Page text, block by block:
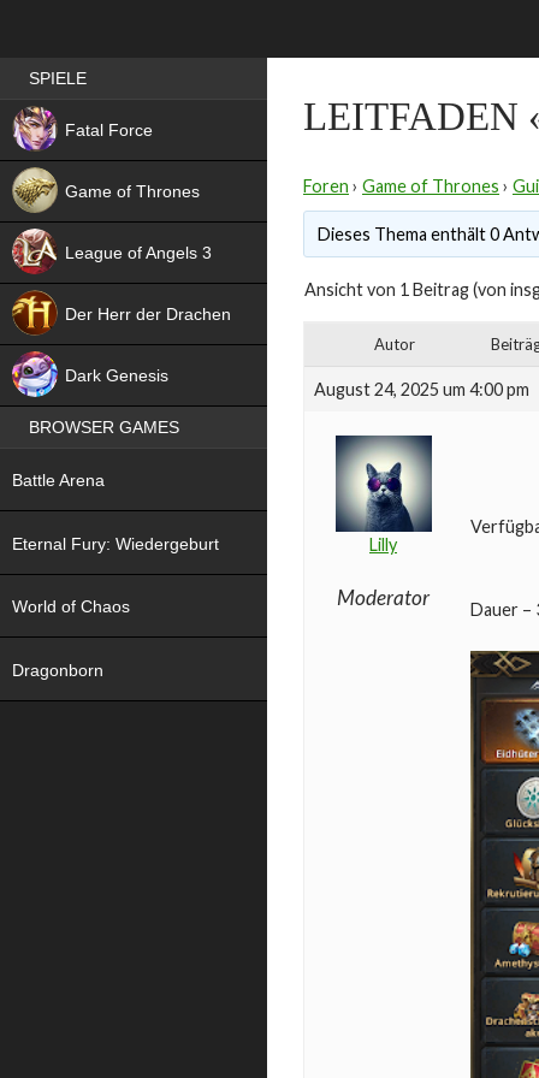
LEITFADEN
Foren › Game of Thrones ›
Dieses Thema enthält 0
Ansicht von 1 Beitrag (von
Autor
August 24, 2025 um 4:00 pm
Lilly
Moderator Dauer –
Best RPG games in Germany
SPIELE
Fatal Force
Game of Thrones
League of Angels 3
Der Herr der Drachen
Dark Genesis
BROWSER GAMES
Battle Arena
Eternal Fury: Wiedergeburt
World of Chaos
Dragonborn